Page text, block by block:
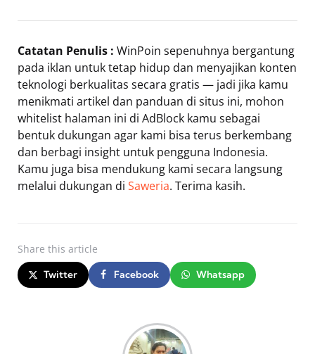
Catatan Penulis : WinPoin sepenuhnya bergantung
pada iklan untuk tetap hidup dan menyajikan konten
teknologi berkualitas secara gratis — jadi jika kamu
menikmati artikel dan panduan di situs ini, mohon
whitelist halaman ini di AdBlock kamu sebagai
bentuk dukungan agar kami bisa terus berkembang
dan berbagi insight untuk pengguna Indonesia.
Kamu juga bisa mendukung kami secara langsung
melalui dukungan di Saweria. Terima kasih.
Share this article
Twitter Facebook Whatsapp